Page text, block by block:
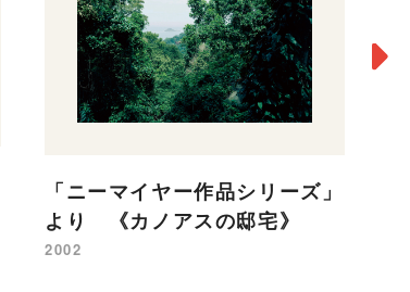
「ニーマイヤー作品シリーズ」
より 《カノアスの邸宅》
2002